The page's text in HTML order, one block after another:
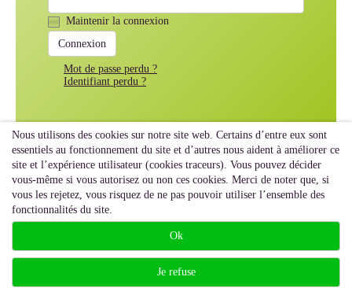
Maintenir la connexion
Mot de passe perdu ?
Identifiant perdu ?
Nous utilisons des cookies sur notre site web. Certains d’entre eux sont
essentiels au fonctionnement du site et d’autres nous aident à améliorer ce
site et l’expérience utilisateur (cookies traceurs). Vous pouvez décider
vous-même si vous autorisez ou non ces cookies. Merci de noter que, si
vous les rejetez, vous risquez de ne pas pouvoir utiliser l’ensemble des
fonctionnalités du site.
Ok
Je refuse